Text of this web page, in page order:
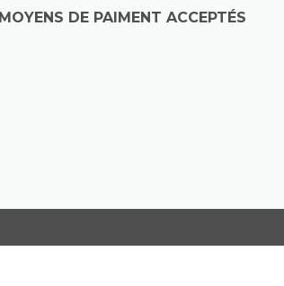
MOYENS DE PAIMENT ACCEPTÉS